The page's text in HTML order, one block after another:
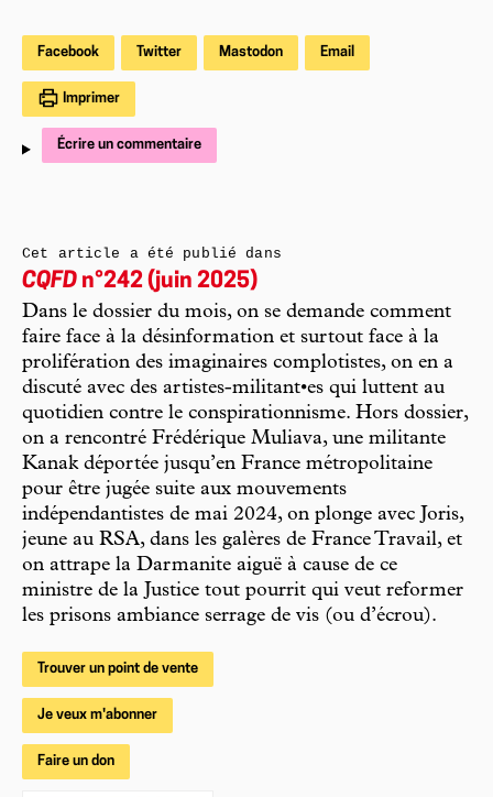
Facebook Twitter Mastodon Email
Imprimer
Écrire un commentaire
Cet article a été publié dans
CQFD n°242 (juin 2025)
Dans le dossier du mois, on se demande comment
faire face à la désinformation et surtout face à la
prolifération des imaginaires complotistes, on en a
discuté avec des artistes-militant•es qui luttent au
quotidien contre le conspirationnisme. Hors dossier,
on a rencontré Frédérique Muliava, une militante
Kanak déportée jusqu’en France métropolitaine
pour être jugée suite aux mouvements
indépendantistes de mai 2024, on plonge avec Joris,
jeune au RSA, dans les galères de France Travail, et
on attrape la Darmanite aiguë à cause de ce
ministre de la Justice tout pourrit qui veut reformer
les prisons ambiance serrage de vis (ou d’écrou).
Trouver un point de vente
Je veux m'abonner
Faire un don